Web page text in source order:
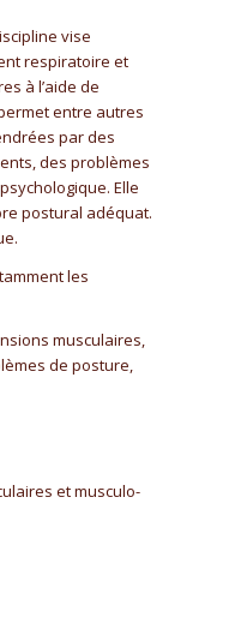
vise
respiratoire et
à l’aide de
entre autres
par des
des problèmes
Elle
postural adéquat.
les
musculaires,
de posture,
et musculo-